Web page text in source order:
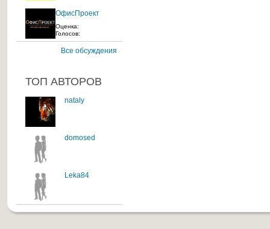
ОфисПроект
Оценка:
Голосов:
Все обсуждения
ТОП АВТОРОВ
nataly
domosed
Leka84